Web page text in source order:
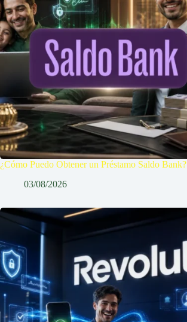
¿Cómo Puedo Obtener un Préstamo Saldo Bank?
03/08/2026